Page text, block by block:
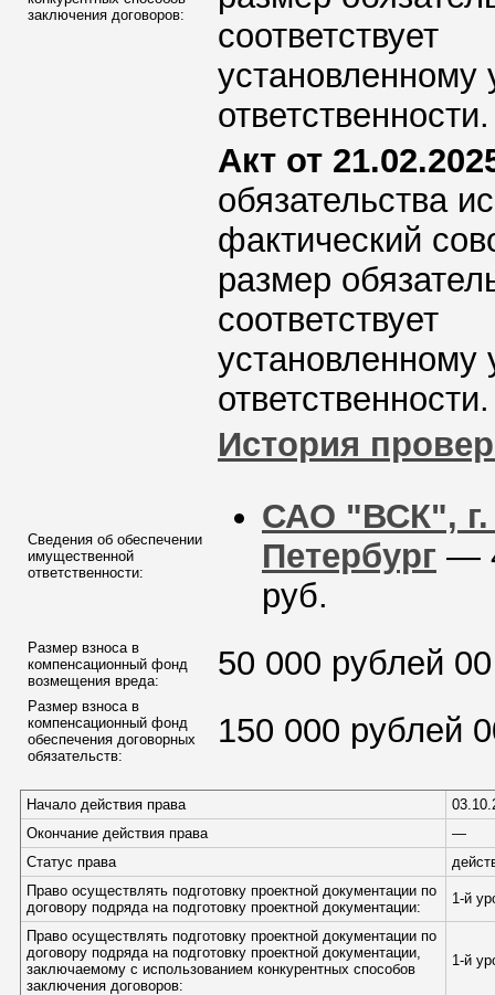
заключения договоров:
соответствует
установленному
ответственности.
Акт от
обязательства
фактический
размер
соответствует
установленному
ответственности.
История
Сведения об обеспечении
имущественной
ответственности:
САО "ВСК", г.
Петербург —
руб.
Размер взноса в
компенсационный фонд
возмещения вреда:
50 000 рублей
Размер взноса в
компенсационный фонд
обеспечения договорных
обязательств:
150 000 рублей
Начало действия права
Окончание действия права
—
Статус права
Право осуществлять подготовку проектной документации по
договору подряда на подготовку проектной документации:
1-й
Право осуществлять подготовку проектной документации по
договору подряда на подготовку проектной документации,
заключаемому с использованием конкурентных способов
заключения договоров:
1-й